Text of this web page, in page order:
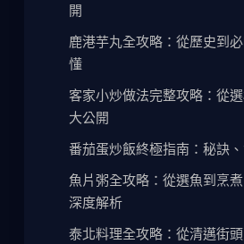
開
鹿港芋丸全攻略：從歷史到
懂
客家小炒做法完整攻略：從
大公開
番茄蛋炒飯終極指南：秘訣
魚片粥全攻略：從選魚到烹
深度解析
泰北料理全攻略：從清邁街